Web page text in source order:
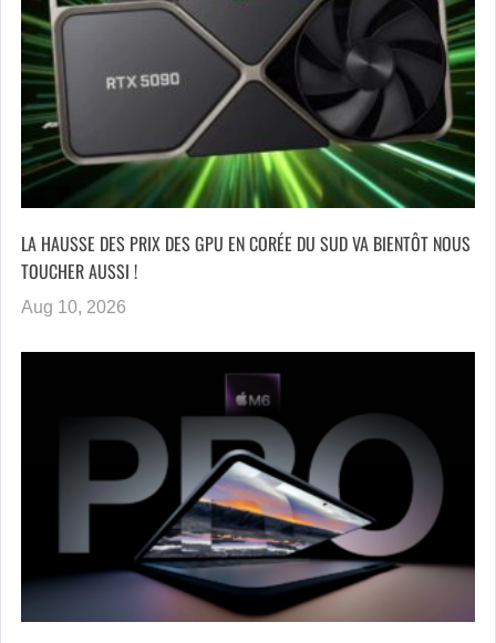
LA HAUSSE DES PRIX DES GPU EN CORÉE DU SUD VA BIENTÔT NOUS
TOUCHER AUSSI !
Aug 10, 2026